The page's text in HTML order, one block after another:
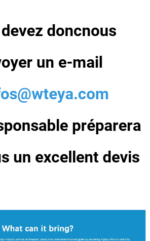
doncnous
un e-mail
préparera
un excellent devis